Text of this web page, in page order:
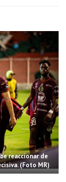
reaccionar de
(Foto MR)